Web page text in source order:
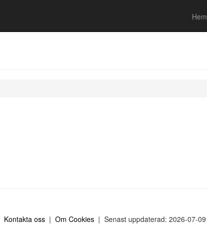
Hem
Kontakta oss | Om Cookies | Senast uppdaterad: 2026-07-09